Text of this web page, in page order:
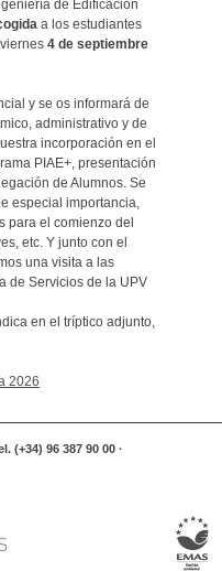
de Edificación
a los estudiantes
4 de septiembre
y se os informará de
administrativo y de
incorporación en el
PIAE+, presentación
de Alumnos. Se
especial importancia,
para el comienzo del
etc. Y junto con el
una visita a las
de Servicios de la UPV
en el tríptico adjunto,
2026
(+34) 96 387 90 00 ·